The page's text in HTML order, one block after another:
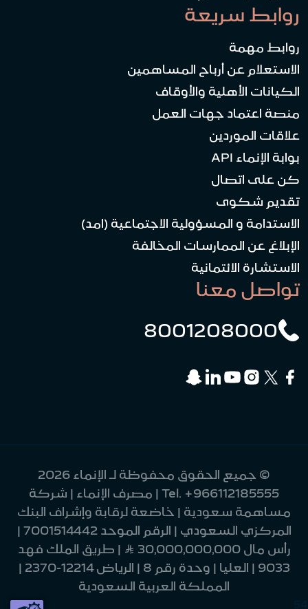
روابط سريعة
روابط مهمة
الاستعلام عن أرباح المساهمين
الكيانات الأهلية والأوقاف
منصة اعتماد جهات العمل
علاقات الموردين
بوابة الإنماء API
كن على اتصال
تقديم شكوى
الاستدامة و المسؤولية الاجتماعية (امد)
الإبلاغ عن الممارسات المخالفة
الاستشارة الائتمانية
تواصل معنا
8001208000
© جميع الحقوق محفوظة لـ الإنماء 2026
Tel. +966112185555
| مصرف الإنماء | شركة
مساهمة سعودية | خاضعة لرقابة وإشراف البنك
المركزي السعودي | الرقم الموحد 7001514442 |
رأس مال 30,000,000,000 Ʀ | طريق الملك فهد
9033 | العليا | وحدة رقم 8 | الرياض 12214-2370 |
المملكة العربية السعودية